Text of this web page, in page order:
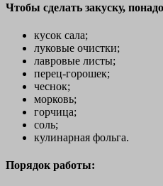
Чтобы сделать закуску,
кусок сала;
луковые очистки;
лавровые листы;
перец-горошек;
чеснок;
морковь;
горчица;
соль;
кулинарная фольга.
Порядок работы: